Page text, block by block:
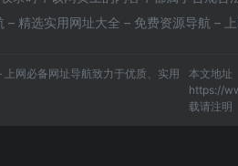
精选实用网址大全 – 免费资源导航 –
网必备网址导航致力于优质、实用
本文地址
https://
载请注明